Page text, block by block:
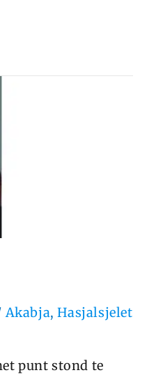
Akabja,Hasjalsjelet
punt stond te